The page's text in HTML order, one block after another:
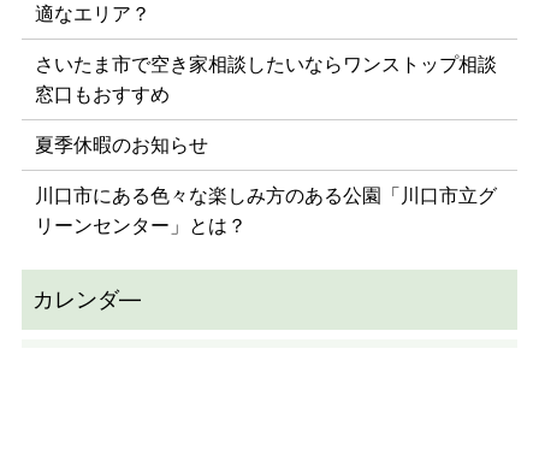
適なエリア？
さいたま市で空き家相談したいならワンストップ相談
窓口もおすすめ
夏季休暇のお知らせ
川口市にある色々な楽しみ方のある公園「川口市立グ
リーンセンター」とは？